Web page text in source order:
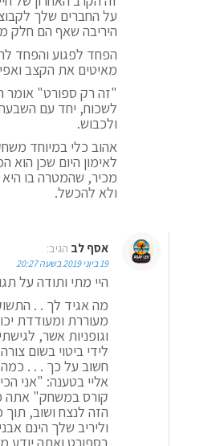
על החברים שלך
היריבה שאף הם חלק
הפחד לפגוע והפחד
מאיטים את הקצב
"זה רק ספורט" אומר
לשכוח, יחד עם
ולכבוש.
אהוב כלי במיוחד
לאימון היום שכן הוא
מכיר, שהמטרה בו היא
ולא להכשל.
אסף לב הגיב:
19 ביוני 2019 בשעה 20:27
היי מתי ותודה על
מה אגיד לך . .
מעוררת ומעודדת
וגופניות אשר,
לידי ביטוי בשום
חשוב על כך . . .
אליי בטענה: "אני
קורס במשחק" אתה
הזה לנצח ושוב,
וליריב שלך הינם